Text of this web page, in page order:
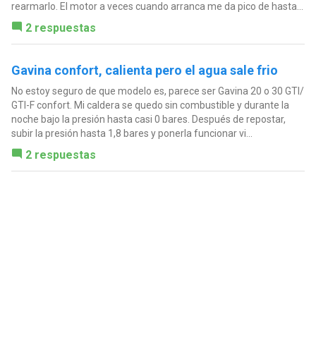
rearmarlo. El motor a veces cuando arranca me da pico de hasta...
2 respuestas
Gavina confort, calienta pero el agua sale frio
No estoy seguro de que modelo es, parece ser Gavina 20 o 30 GTI/
GTI-F confort. Mi caldera se quedo sin combustible y durante la
noche bajo la presión hasta casi 0 bares. Después de repostar,
subir la presión hasta 1,8 bares y ponerla funcionar vi...
2 respuestas